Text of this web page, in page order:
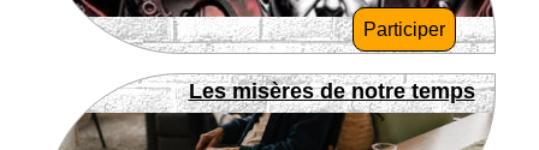
Participer
Les misères de notre temps